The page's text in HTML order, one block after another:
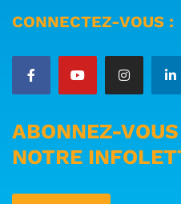
CONNECTEZ-VOUS :
ABONNEZ-
NOTRE